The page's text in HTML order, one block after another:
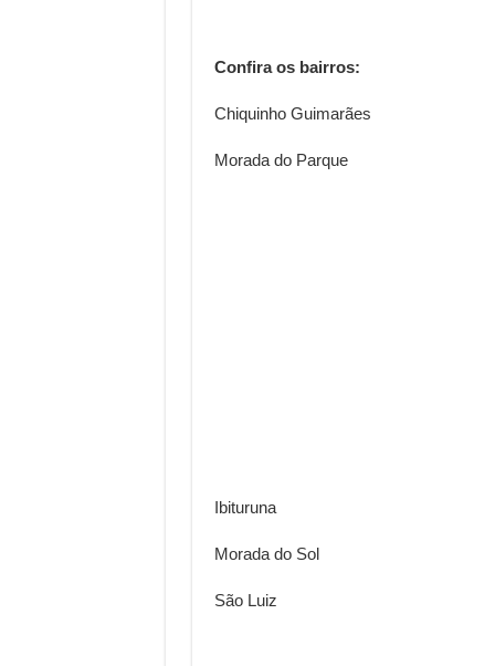
Confira os bairros:
Chiquinho Guimarães
Morada do Parque
Ibituruna
Morada do Sol
São Luiz